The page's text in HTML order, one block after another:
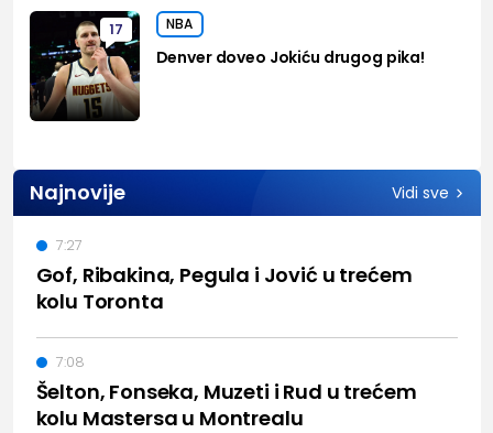
17 NBA
Denver doveo Jokiću drugog pika!
Najnovije Vidi sve
Gof, Ribakina, Pegula i Jović u trećem
kolu Toronta
7:27
Šelton, Fonseka, Muzeti i Rud u trećem
kolu Mastersa u Montrealu
7:08